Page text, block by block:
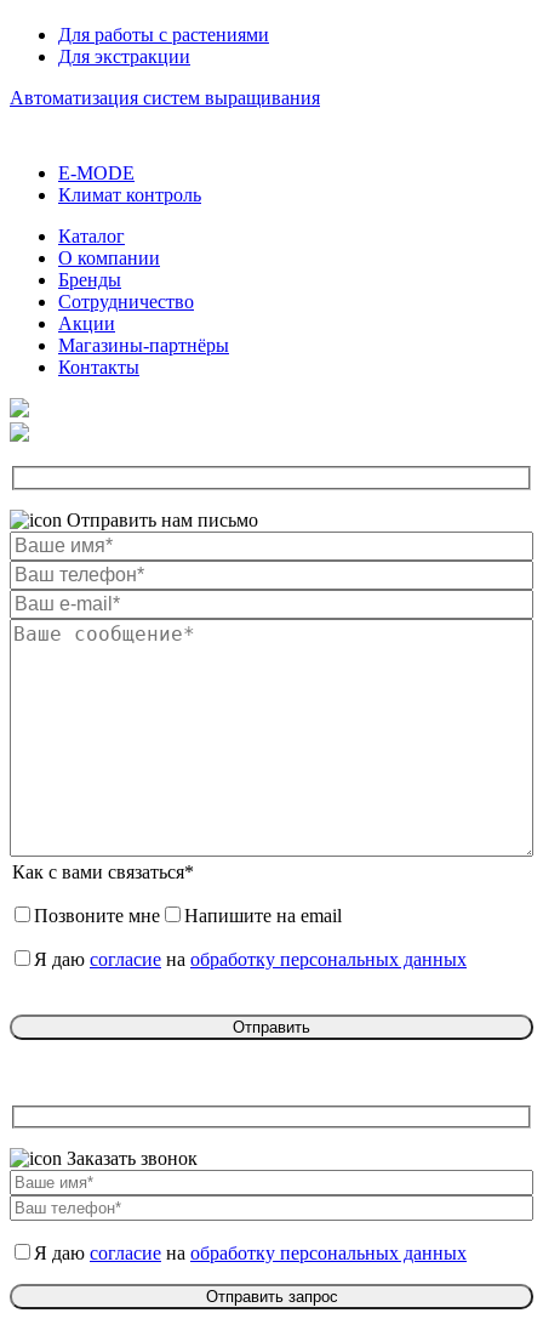
Для работы с растениями
Для экстракции
Автоматизация систем выращивания
E-MODE
Климат контроль
Каталог
О компании
Бренды
Сотрудничество
Акции
Магазины-партнёры
Контакты
Отправить нам письмо
Как с вами связаться*
Позвоните мне Напишите на email
Я даю согласие на обработку персональных данных
Заказать звонок
Я даю согласие на обработку персональных данных